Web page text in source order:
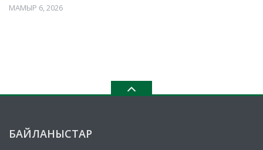
МАМЫР 6, 2026
БАЙЛАНЫСТАР